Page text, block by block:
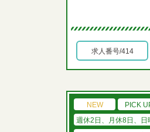
求人番号/414
NEW PICK
週休2日、月休8日、日